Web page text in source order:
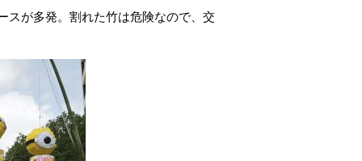
スが多発。割れた竹は危険なので、交